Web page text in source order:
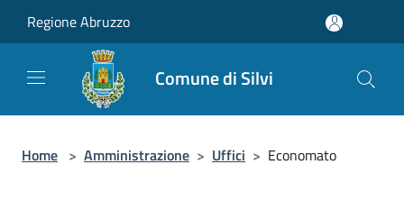
Regione Abruzzo
Comune di Silvi
Home > Amministrazione > Uffici > Economato